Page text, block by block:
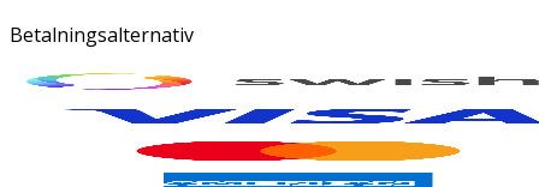
Betalningsalternativ